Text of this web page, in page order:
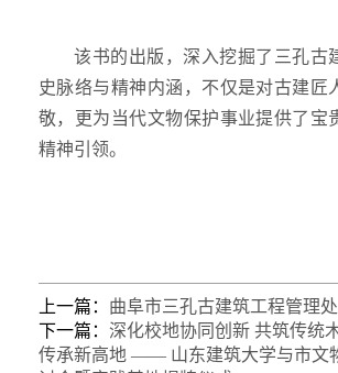
该书的出版，深入挖掘了三孔古
史脉络与精神内涵，不仅是对古建匠
敬，更为当代文物保护事业提供了宝
精神引领。
上一篇： 曲阜市三孔古建筑工程管理
下一篇： 深化校地协同创新 共筑传统
传承新高地 —— 山东建筑大学与市文